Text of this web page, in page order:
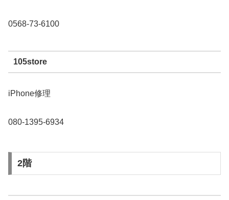
0568-73-6100
105store
iPhone修理
080-1395-6934
2階